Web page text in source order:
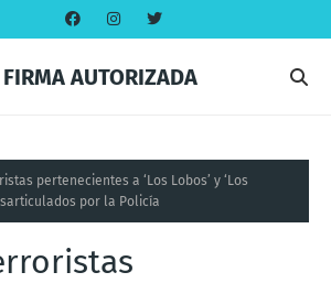
AUTORIZADA
pertenecientes a ‘Los Lobos’ y ‘Los
por la Policía